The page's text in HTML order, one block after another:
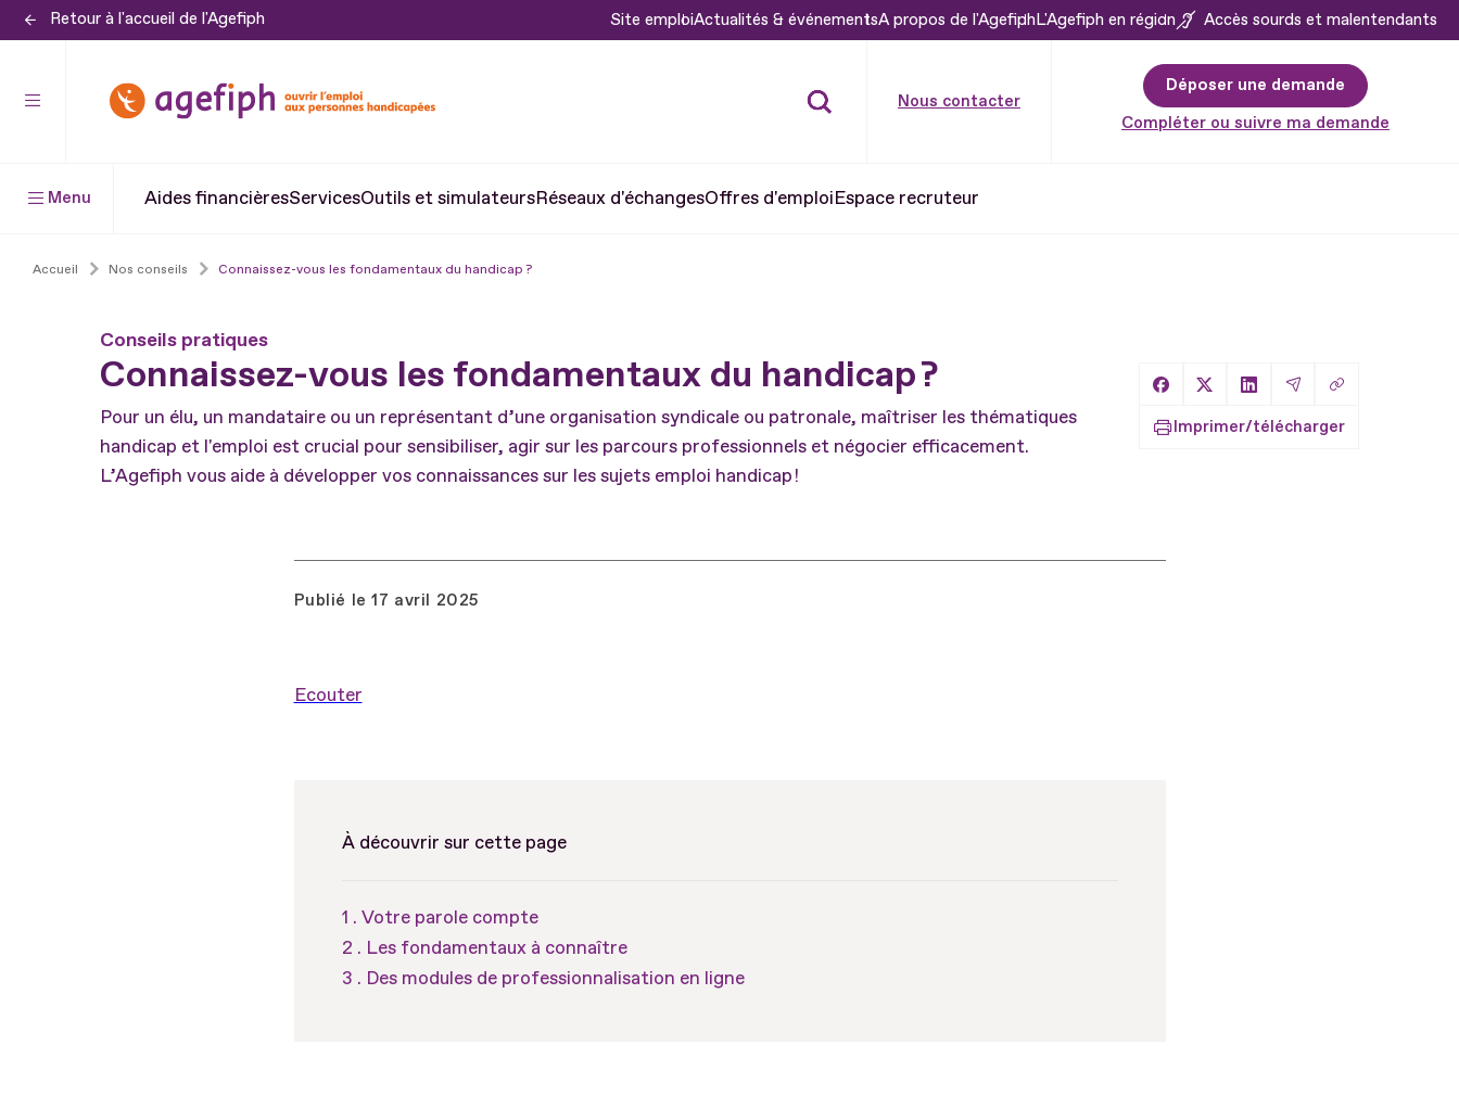
Aller
contenu
Retour à l'accueil de l'Agefiph Site emploiActualités & événementsA propos de l'AgefiphL'Agefiph en région Accès sourds et malentendants
Nous contacter
Déposer une demande
Compléter ou suivre ma demande
Menu Aides financièresServicesOutils et simulateursRéseaux d'échangesOffres d'emploiEspace recruteur
Accueil Nos conseils Connaissez-vous les fondamentaux du handicap ?
Conseils pratiques
Connaissez-vous les fondamentaux du handicap ?
Pour un élu, un mandataire ou un représentant d’une organisation syndicale ou patronale, maîtriser les thématiques
handicap et l'emploi est crucial pour sensibiliser, agir sur les parcours professionnels et négocier efficacement.
L’Agefiph vous aide à développer vos connaissances sur les sujets emploi handicap !
Partager sur Facebook
Partager sur X
Partager sur LinkedIn
Partager par Email
Copier le lien
Imprimer/télécharger
Publié le 17 avril 2025
Ecouter
À découvrir sur cette page
Votre parole compte
Les fondamentaux à connaître
Des modules de professionnalisation en ligne